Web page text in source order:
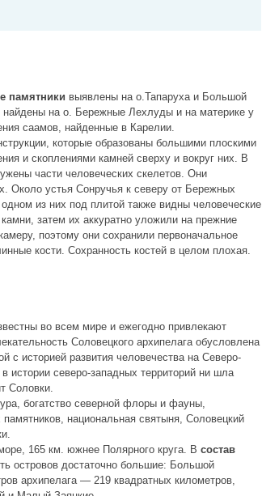
памятники выявлены на о.Тапаруха и Большой
найдены на о. Бережные Лехлуды и на материке у
саамов, найденные в Карелии.
которые образованы большими плоскими
и скоплениями камней сверху и вокруг них. В
части человеческих скелетов. Они
Около устья Сонручья к северу от Бережных
из них под плитой также видны человеческие
затем их аккуратно уложили на прежние
поэтому они сохранили первоначальное
кости. Сохранность костей в целом плохая.
во всем мире и ежегодно привлекают
Соловецкого архипелага обусловлена
с историей развития человечества на Северо-
истории северо-западных территорий ни шла
Соловки.
богатство северной флоры и фауны,
национальная святыня, Соловецкий
165 км. южнее Полярного круга. В состав
островов достаточно большие: Большой
архипелага — 219 квадратных километров,